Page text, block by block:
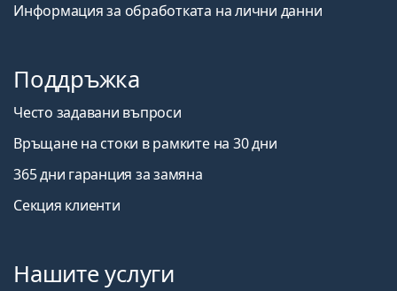
Информация за обработката на лични данни
Поддръжка
Често задавани въпроси
Връщане на стоки в рамките на 30 дни
365 дни гаранция за замяна
Секция клиенти
Нашите услуги